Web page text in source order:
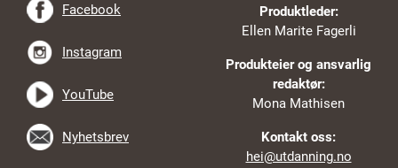
Produktleder:
Ellen Marite Fagerli
Produkteier og ansvarlig
redaktør:
Mona Mathisen
Kontakt oss:
hei@utdanning.no
Facebook
Instagram
YouTube
Nyhetsbrev